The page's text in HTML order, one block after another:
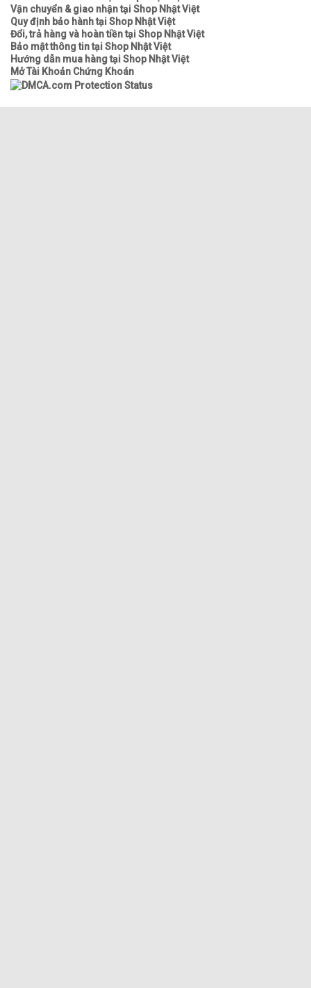
Vận chuyển & giao nhận tại Shop Nhật Việt
Quy định bảo hành tại Shop Nhật Việt
Đổi, trả hàng và hoàn tiền tại Shop Nhật Việt
Bảo mật thông tin tại Shop Nhật Việt
Hướng dẫn mua hàng tại Shop Nhật Việt
Mở Tài Khoản Chứng Khoán